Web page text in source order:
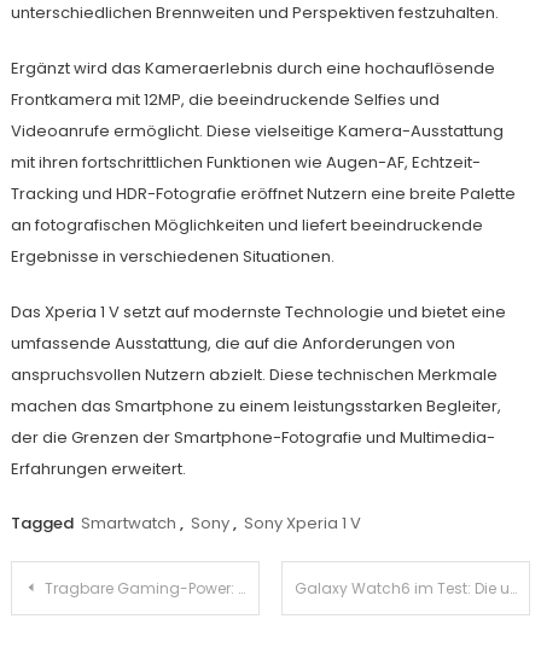
unterschiedlichen Brennweiten und Perspektiven festzuhalten.
Ergänzt wird das Kameraerlebnis durch eine hochauflösende
Frontkamera mit 12MP, die beeindruckende Selfies und
Videoanrufe ermöglicht. Diese vielseitige Kamera-Ausstattung
mit ihren fortschrittlichen Funktionen wie Augen-AF, Echtzeit-
Tracking und HDR-Fotografie eröffnet Nutzern eine breite Palette
an fotografischen Möglichkeiten und liefert beeindruckende
Ergebnisse in verschiedenen Situationen.
Das Xperia 1 V setzt auf modernste Technologie und bietet eine
umfassende Ausstattung, die auf die Anforderungen von
anspruchsvollen Nutzern abzielt. Diese technischen Merkmale
machen das Smartphone zu einem leistungsstarken Begleiter,
der die Grenzen der Smartphone-Fotografie und Multimedia-
Erfahrungen erweitert.
Tagged Smartwatch , Sony, Sony Xperia 1 V
Beitragsnavigation
Tragbare Gaming-Power: Eine detaillierte Bewertung des GIGABYTE G5 MF-E2DE333SD Galaxy Watch6 im Test: Die umfassende Bewertung der neuen Smartwatch von Samsung